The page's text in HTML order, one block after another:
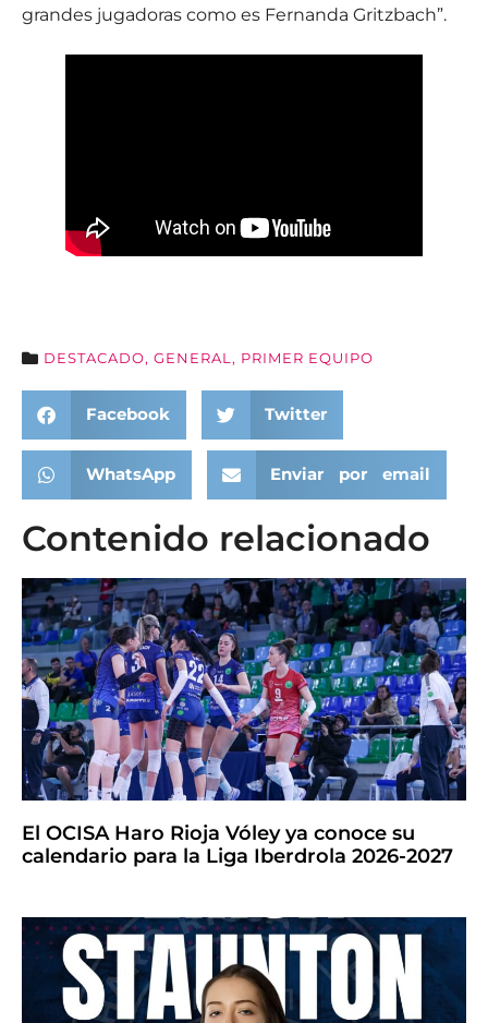
grandes jugadoras como es Fernanda Gritzbach”.
DESTACADO, GENERAL , PRIMER EQUIPO
Facebook Twitter
WhatsApp Enviar por email
Contenido relacionado
El OCISA Haro Rioja Vóley ya conoce su
calendario para la Liga Iberdrola 2026-2027